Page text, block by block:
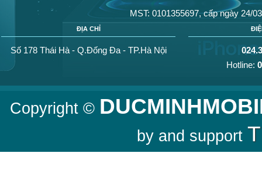
MST: 0101355697, cấp ngày 24/
ĐỊA CHỈ
Số 178 Thái Hà - Q.Đống Đa - TP.Hà Nội
Hotline:
Copyright ©
by and support